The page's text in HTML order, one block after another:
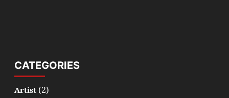
CATEGORIES
Artist(2)